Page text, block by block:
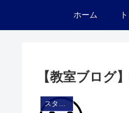
ホーム
【教室ブログ